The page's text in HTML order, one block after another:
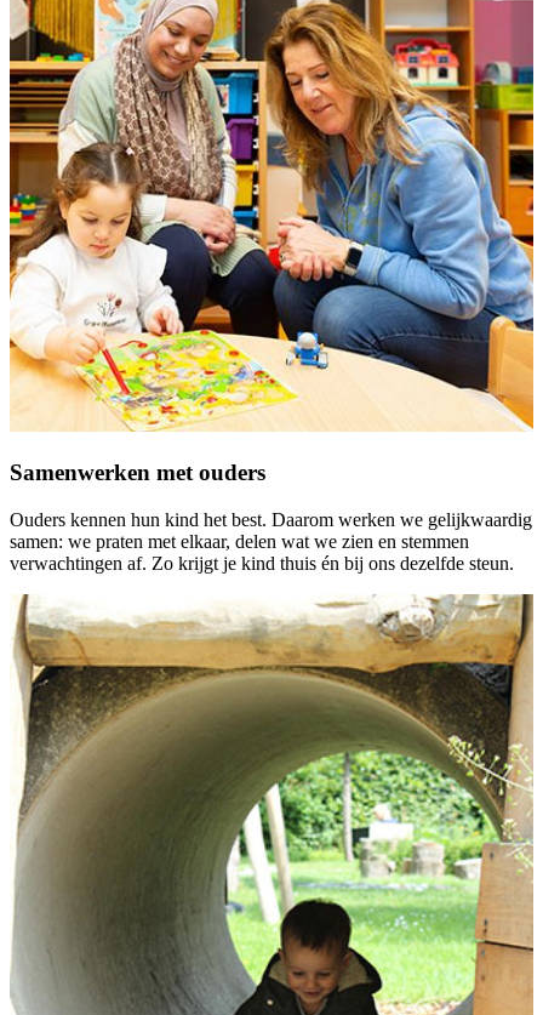
Samenwerken met ouders
Ouders kennen hun kind het best. Daarom werken we gelijkwaardig
samen: we praten met elkaar, delen wat we zien en stemmen
verwachtingen af. Zo krijgt je kind thuis én bij ons dezelfde steun.